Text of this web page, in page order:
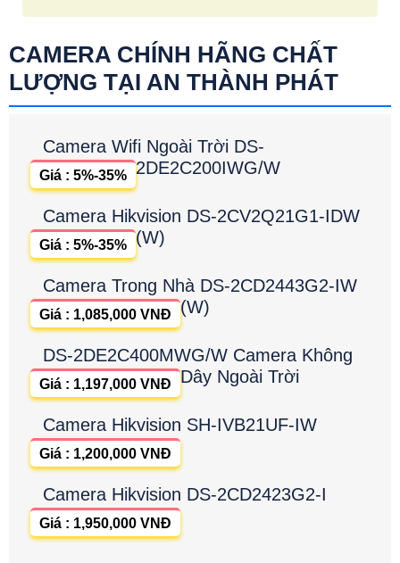
CAMERA CHÍNH HÃNG CHẤT
LƯỢNG TẠI AN THÀNH PHÁT
Camera Wifi Ngoài Trời DS-
2DE2C200IWG/W
Giá : 5%-35%
Camera Hikvision DS-2CV2Q21G1-IDW
(W)
Giá : 5%-35%
Camera Trong Nhà DS-2CD2443G2-IW
(W)
Giá : 1,085,000 VNĐ
DS-2DE2C400MWG/W Camera Không
Dây Ngoài Trời
Giá : 1,197,000 VNĐ
Camera Hikvision SH-IVB21UF-IW
Giá : 1,200,000 VNĐ
Camera Hikvision DS-2CD2423G2-I
Giá : 1,950,000 VNĐ